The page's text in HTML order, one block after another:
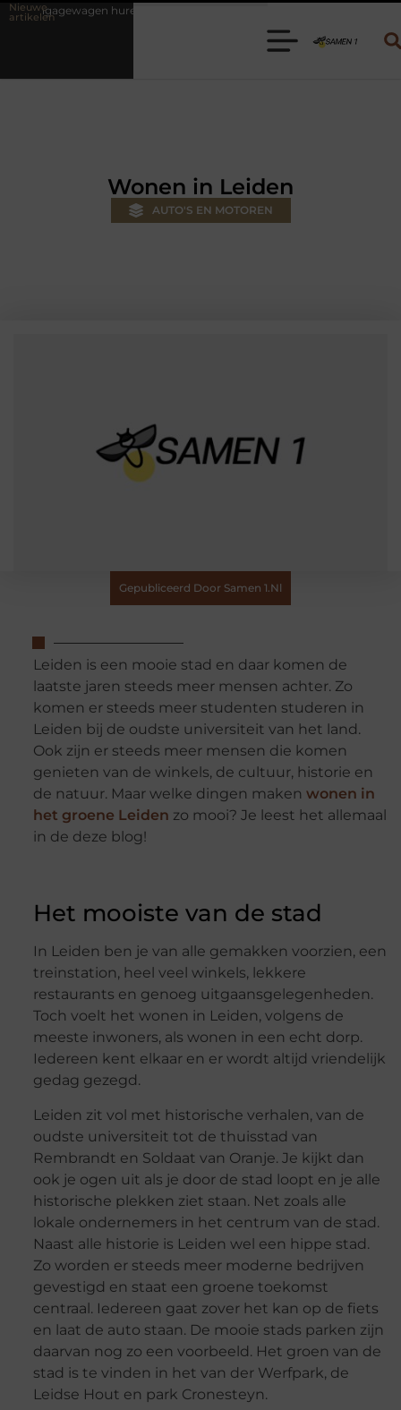
Nieuwe
artikelenKies de juiste aanhanger voor jouw klus
Wonen in Leiden
AUTO'S EN MOTOREN
Gepubliceerd Door Samen 1.nl
Leiden is een mooie stad en daar komen de
laatste jaren steeds meer mensen achter. Zo
komen er steeds meer studenten studeren in
Leiden bij de oudste universiteit van het land.
Ook zijn er steeds meer mensen die komen
genieten van de winkels, de cultuur, historie en
de natuur. Maar welke dingen maken wonen in
het groene Leiden zo mooi? Je leest het allemaal
in de deze blog!
Het mooiste van de stad
In Leiden ben je van alle gemakken voorzien, een
treinstation, heel veel winkels, lekkere
restaurants en genoeg uitgaansgelegenheden.
Toch voelt het wonen in Leiden, volgens de
meeste inwoners, als wonen in een echt dorp.
Iedereen kent elkaar en er wordt altijd vriendelijk
gedag gezegd.
Leiden zit vol met historische verhalen, van de
oudste universiteit tot de thuisstad van
Rembrandt en Soldaat van Oranje. Je kijkt dan
ook je ogen uit als je door de stad loopt en je alle
historische plekken ziet staan. Net zoals alle
lokale ondernemers in het centrum van de stad.
Naast alle historie is Leiden wel een hippe stad.
Zo worden er steeds meer moderne bedrijven
gevestigd en staat een groene toekomst
centraal. Iedereen gaat zover het kan op de fiets
en laat de auto staan. De mooie stads parken zijn
daarvan nog zo een voorbeeld. Het groen van de
stad is te vinden in het van der Werfpark, de
Leidse Hout en park Cronesteyn.